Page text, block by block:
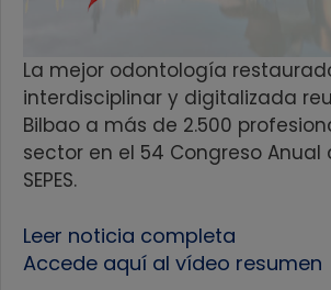
La mejor odontología
interdisciplinar y digitalizada
Bilbao a más de 2.500
sector en el 54 Congreso Anual
SEPES.
Leer noticia completa
Accede aquí al vídeo resumen